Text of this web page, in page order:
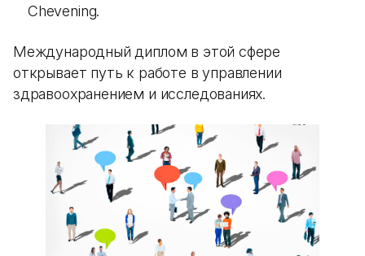
Chevening.
Международный диплом в этой сфере
открывает путь к работе в управлении
здравоохранением и исследованиях.